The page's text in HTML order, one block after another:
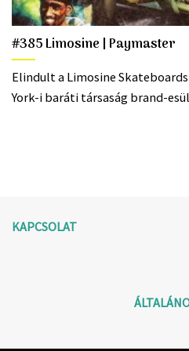
#385 Limosine | Paymaster
Elindult a Limosine
York-i baráti társaság brand-
KAPCSOLAT